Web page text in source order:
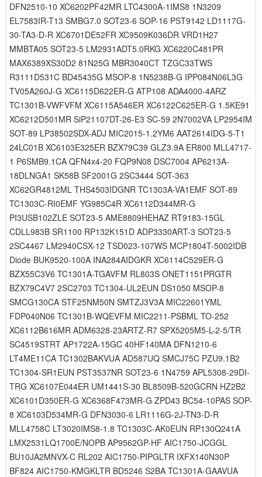
DFN2510-10 XC6202PF42MR LTC4300A-1IMS8 1N3209
EL7583IR-T13 SMBG7.0 SOT23-6 SOP-16 PST9142 LD1117G-
30-TA3-D-R XC6701DE52FR XC9509K036DR VRD1H27
MMBTA05 SOT23-5 LM2931ADT5.0RKG XC6220C481PR
MAX6389XS30D2 81N25G MBR3040CT TZGC33TWS
R3111D531C BD45435G MSOP-8 1N5238B-G IPP084N06L3G
TV05A260J-G XC6115D622ER-G ATP108 ADA4000-4ARZ
TC1301B-VWFVFM XC6115A546ER XC6122C625ER-G 1.5KE91
XC6212D501MR SiP21107DT-26-E3 SC-59 2N7002VA LP2954IM
SOT-89 LP38502SDX-ADJ MIC2015-1.2YM6 AAT2614IDG-5-T1
24LC01B XC6103E325ER BZX79C39 GLZ3.9A ER800 MLL4717-
1 P6SMB9.1CA QFN4x4-20 FQP9N08 DSC7004 AP6213A-
18DLNGA1 SK58B SF2001G 2SC3444 SOT-363
XC62GR4812ML THS4503IDGNR TC1303A-VA1EMF SOT-89
TC1303C-RI0EMF YG985C4R XC6112D344MR-G
PI3USB102ZLE SOT23-5 AME8809HEHAZ RT9183-15GL
CDLL983B SR1100 RP132K151D ADP3330ART-3 SOT23-5
2SC4467 LM2940CSX-12 TSD023-107WS MCP1804T-5002IDB
Diode BUK9520-100A INA284AIDGKR XC6114C529ER-G
BZX55C3V6 TC1301A-TGAVFM RL803S ONET1151PRGTR
BZX79C4V7 2SC2703 TC1304-UL2EUN DS1050 MSOP-8
SMCG130CA STF25NM50N SMTZJ3V3A MIC22601YML
FDP040N06 TC1301B-WQEVFM MIC2211-PSBML TO-252
XC6112B616MR ADM6328-23ARTZ-R7 SPX5205M5-L-2-5/TR
SC4519STRT AP1722A-15GC 40HF140MA DFN1210-6
LT4ME11CA TC1302BAKVUA AD587UQ SMCJ75C PZU9.1B2
TC1304-SR1EUN PST3537NR SOT23-6 1N4759 APL5308-29DI-
TRG XC6107E044ER UM1441S-30 BL8509B-520GCRN HZ2B2
XC6101D350ER-G XC6368F473MR-G ZPD43 BC54-10PAS SOP-
8 XC6103D534MR-G DFN3030-6 LR1116G-2J-TN3-D-R
MLL4758C LT3020IMS8-1.8 TC1303C-AK0EUN RP130Q241A
LMX2531LQ1700E/NOPB AP9562GP-HF AIC1750-JCGGL
BU10JA2MNVX-C RL202 AIC1750-PIPGLTR IXFX140N30P
BF824 AIC1750-KMGKLTR BD5246 S2BA TC1301A-GAAVUA